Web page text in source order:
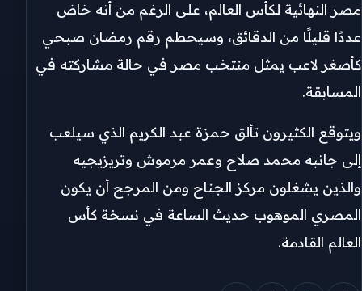
مصر النهائية لكأس العالم، على الرغم من أنه خاض
عددًا قليلًا من الدقائق، وسيحطم رقم رمضان صبحي
كأصغر لاعب يمثل منتخب مصر في حالة مشاركته في
المسابقة.
ويتوقع الكثيرون تألق حمزة عبد الكريم الذي سيلعب
إلى جانبه محمد صلاح وعمر مرموش وتريزيجيه
والذين يشغلون مركز الجناح ومن المرجح أن يكون
المصري الموهوب حديث الساعة في نسخة كأس
العالم القادمة.